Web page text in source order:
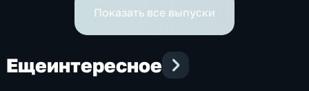
Показать все выпуски
Ещеинтересное